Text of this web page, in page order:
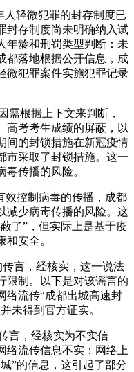
人轻微犯罪的封存制度已
封存制度尚未明确纳入试
年龄和刑罚类型判断：未
都落地根据公开信息，成
微犯罪案件实施犯罪记录
需根据上下文来判断，
高考考生成绩的屏蔽，以
间的封锁措施在新冠疫情
市采取了封锁措施。这一
传播的风险。
效控制病毒的传播，成都
减少病毒传播的风险。这
了”，但实际上是基于疫
安全。
传言，经核实，这一说法
限制。以下是对该谣言的
络流传“成都出城高速封
未得到官方证实。
言，经核实为不实信
络流传信息不实：网络上
”的信息，这引起了部分